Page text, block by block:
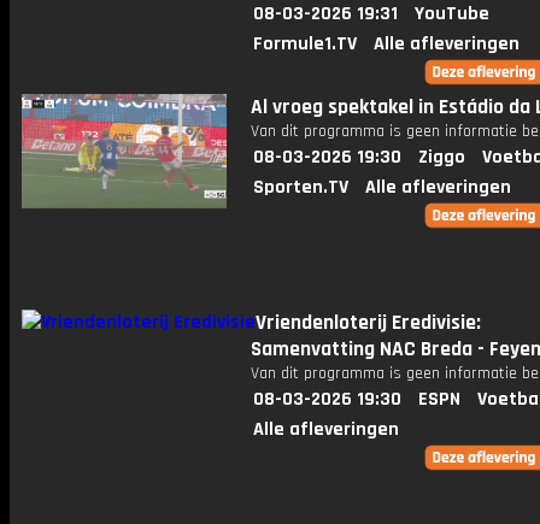
08-03-2026 19:31
YouTube
Formule1.TV
Alle afleveringen
Al vroeg spektakel in Estádio da
Van dit programma is geen informatie
08-03-2026 19:30 Ziggo
Sporten.TV
Alle afleveringen
Vriendenloterij Eredivisie:
Samenvatting NAC Breda -
Van dit programma is geen informatie
08-03-2026 19:30 ESPN
Alle afleveringen